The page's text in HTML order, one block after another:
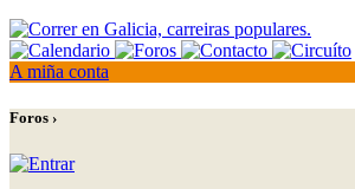
A miña conta
Foros ›